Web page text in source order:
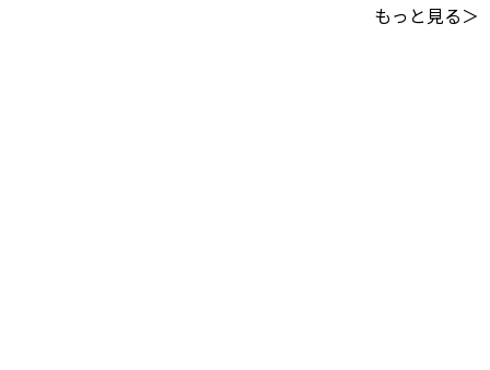
もっと見る＞